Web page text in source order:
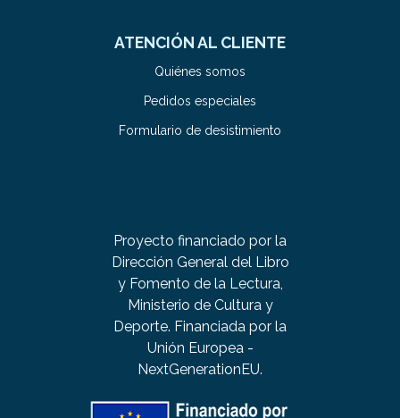
ATENCIÓN AL CLIENTE
Quiénes somos
Pedidos especiales
Formulario de desistimiento
Proyecto financiado por la
Dirección General del Libro
y Fomento de la Lectura,
Ministerio de Cultura y
Deporte. Financiada por la
Unión Europea -
NextGenerationEU.